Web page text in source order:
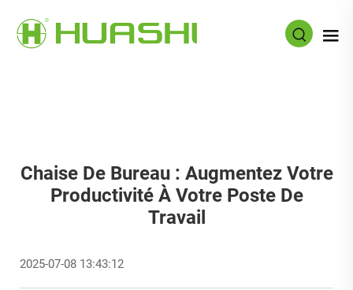
Chaise De Bureau : Augmentez Votre
Productivité À Votre Poste De
Travail
2025-07-08 13:43:12